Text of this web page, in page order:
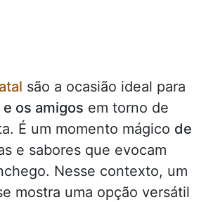
são a ocasião ideal para
os amigos em torno de
É um momento mágico de
e sabores que evocam
Nesse contexto, um
mostra uma opção versátil